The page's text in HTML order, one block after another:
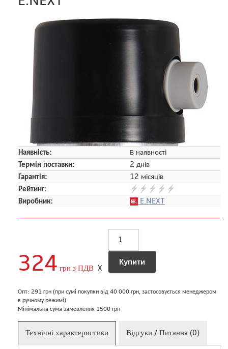
Наявність:
В наявності
Термін поставки:
2 днів
Гарантія:
12 місяців
Рейтинг:
Виробник:
E.NEXT
324 грн з ПДВ X
Опт: 291 грн (при сумі покупки від 40 000 грн, застосовується менеджером
в ручному режимі)
Мінімальна сума замовлення 1500 грн
Технічні характеристики Відгуки / Питання (0)